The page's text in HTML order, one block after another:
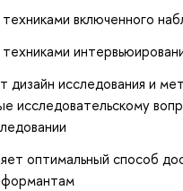
включенного
дизайн исследования и
исследовательскому
оптимальный способ